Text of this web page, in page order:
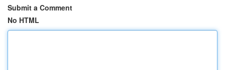
Submit a Comment
No HTML